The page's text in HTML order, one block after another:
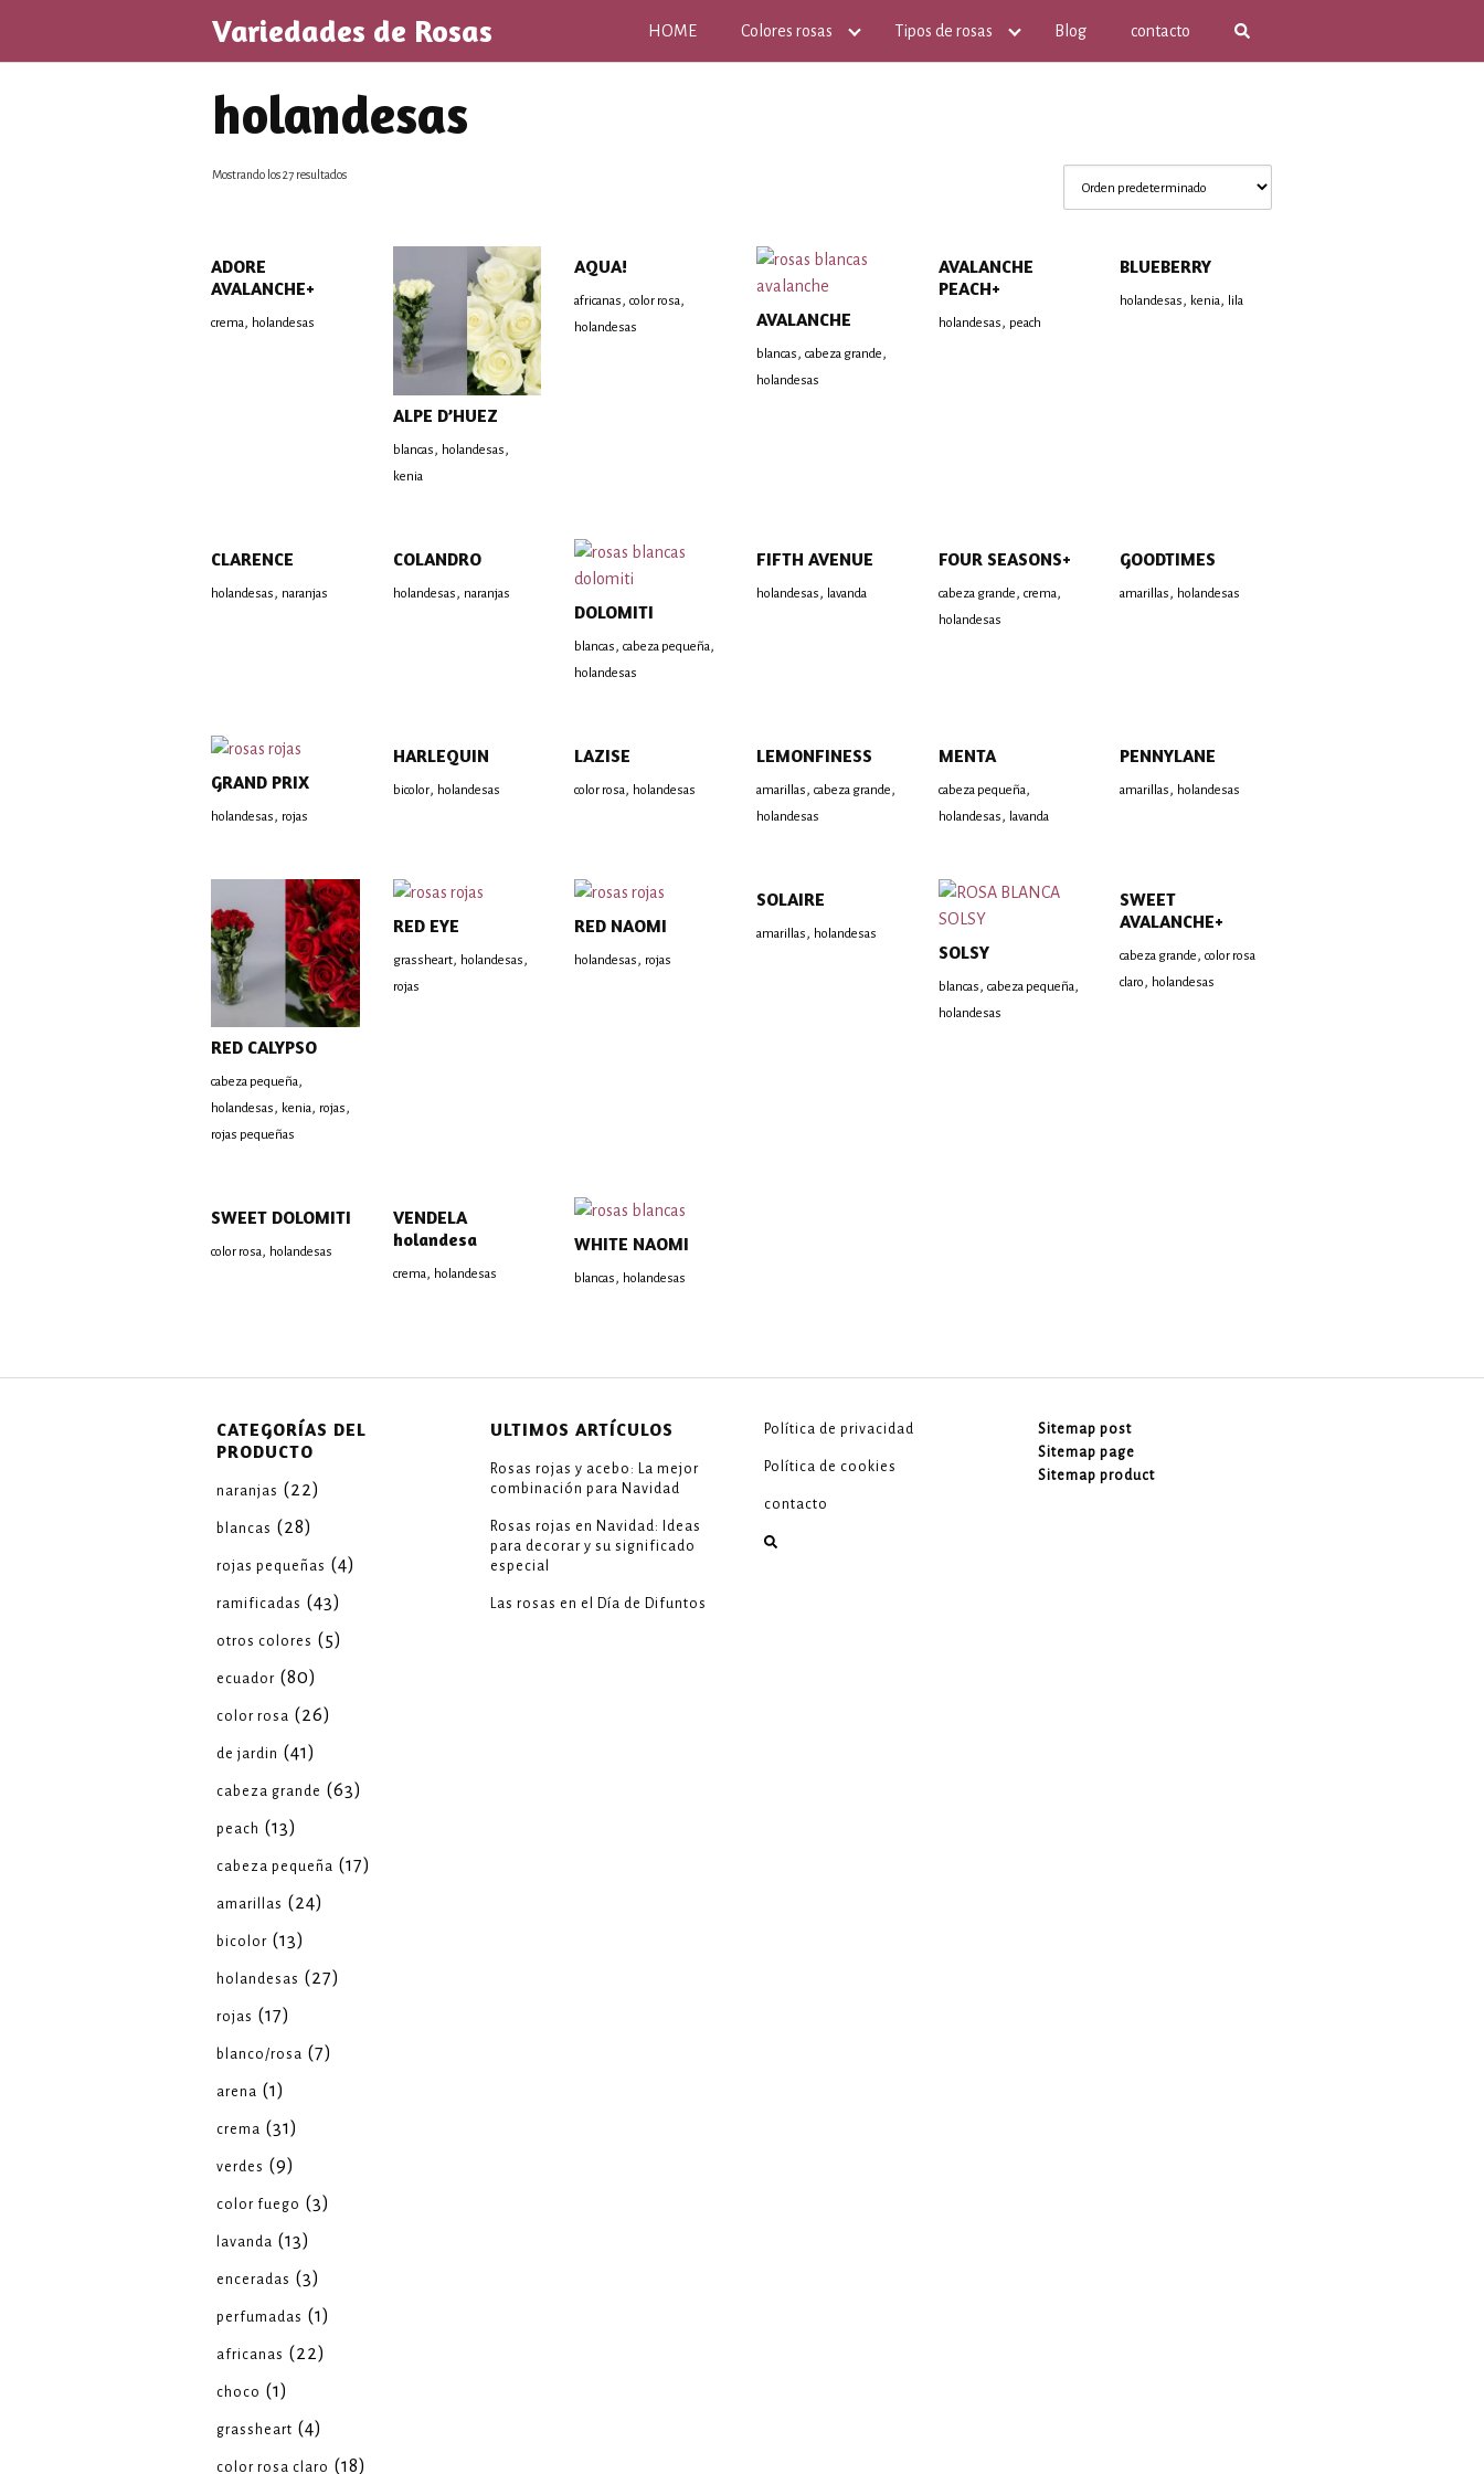
contenido
Variedades de Rosas HOME Colores rosas Tipos de rosas Blog contacto
holandesas
Mostrando los 27 resultados
ADORE
AVALANCHE+
crema, holandesas
ALPE D’HUEZ
blancas, holandesas,
kenia
AQUA!
africanas,color rosa,
holandesas AVALANCHE
blancas,cabeza grande,
holandesas
AVALANCHE
PEACH+
holandesas, peach
BLUEBERRY
holandesas, kenia, lila
CLARENCE
holandesas, naranjas
COLANDRO
holandesas, naranjas
DOLOMITI
blancas,cabeza pequeña,
holandesas
FIFTH AVENUE
holandesas, lavanda
FOUR SEASONS+
cabeza grande, crema,
holandesas
GOODTIMES
amarillas, holandesas
GRAND PRIX
holandesas, rojas
HARLEQUIN
bicolor, holandesas
LAZISE
color rosa, holandesas
LEMONFINESS
amarillas,cabeza grande,
holandesas
MENTA
cabeza pequeña,
holandesas, lavanda
PENNYLANE
amarillas, holandesas
RED CALYPSO
cabeza pequeña,
holandesas, kenia, rojas,
rojas pequeñas
RED EYE
grassheart, holandesas,
rojas
RED NAOMI
holandesas, rojas
SOLAIRE
amarillas, holandesas
SOLSY
blancas, cabeza pequeña,
holandesas
SWEET
AVALANCHE+
cabeza grande,color rosa
claro, holandesas
SWEET DOLOMITI
color rosa, holandesas
VENDELA
holandesa
crema, holandesas
WHITE NAOMI
blancas, holandesas
CATEGORÍAS DEL
PRODUCTO
naranjas (22)
blancas (28)
rojas pequeñas (4)
ramificadas (43)
otros colores (5)
ecuador (80)
color rosa (26)
de jardin (41)
cabeza grande (63)
peach (13)
cabeza pequeña (17)
amarillas (24)
bicolor (13)
holandesas (27)
rojas (17)
blanco/rosa (7)
arena (1)
crema (31)
verdes (9)
color fuego (3)
lavanda (13)
enceradas (3)
perfumadas (1)
africanas (22)
choco (1)
grassheart (4)
color rosa claro (18)
ULTIMOS ARTÍCULOS
Rosas rojas y acebo: La mejor
combinación para Navidad
Rosas rojas en Navidad: Ideas
para decorar y su significado
especial
Las rosas en el Día de Difuntos
Política de privacidad
Política de cookies
contacto
Sitemap post
Sitemap page
Sitemap product